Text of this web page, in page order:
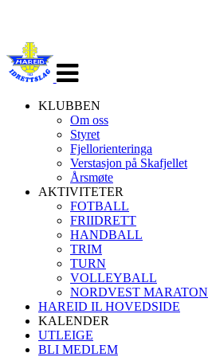
navigasjon
KLUBBEN
Om oss
Styret
Fjellorienteringa
Verstasjon på Skafjellet
Årsmøte
AKTIVITETER
FOTBALL
FRIIDRETT
HANDBALL
TRIM
TURN
VOLLEYBALL
NORDVEST MARATON
HAREID IL HOVEDSIDE
KALENDER
UTLEIGE
BLI MEDLEM